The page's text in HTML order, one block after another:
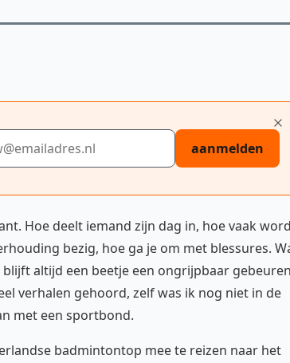
aanmelden
Hoe deelt iemand zijn dag in, hoe vaak
bezig, hoe ga je om met blessures.
altijd een beetje een ongrijpbaar
verhalen gehoord, zelf was ik nog niet in de
met een sportbond.
badmintontop mee te reizen naar het